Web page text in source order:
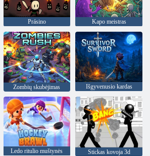
Prásino Kapo meistras
Zombių skubėjimas Išgyvenusio kardas
Ledo ritulio muštynės Stickas kovoja 3d